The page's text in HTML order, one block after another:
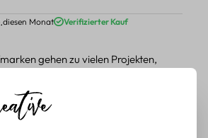
von 5 von 5 Sternen
diesen Monat Verifizierter Kauf
gehen zu vielen Projekten,
ARTIKEL
Sticker Set – 45 Papier-